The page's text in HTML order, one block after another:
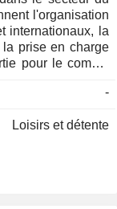
l'organisation
internationaux, la
la prise en charge
pour le compte
nationaux et
couvrent à
comprennent
l'Afrique et
-
Loisirs et détente